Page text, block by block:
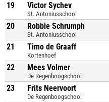
19 Victor Sychev
St. Antoniusschool
20 Robbie Schrumph
St. Antoniusschool
21 Timo de Graaff
Kortenhoef
22 Mees Volmer
De Regenboogschool
23 Frits Neervoort
De Regenboogschool